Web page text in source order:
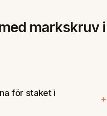
markskruv i
för staket i